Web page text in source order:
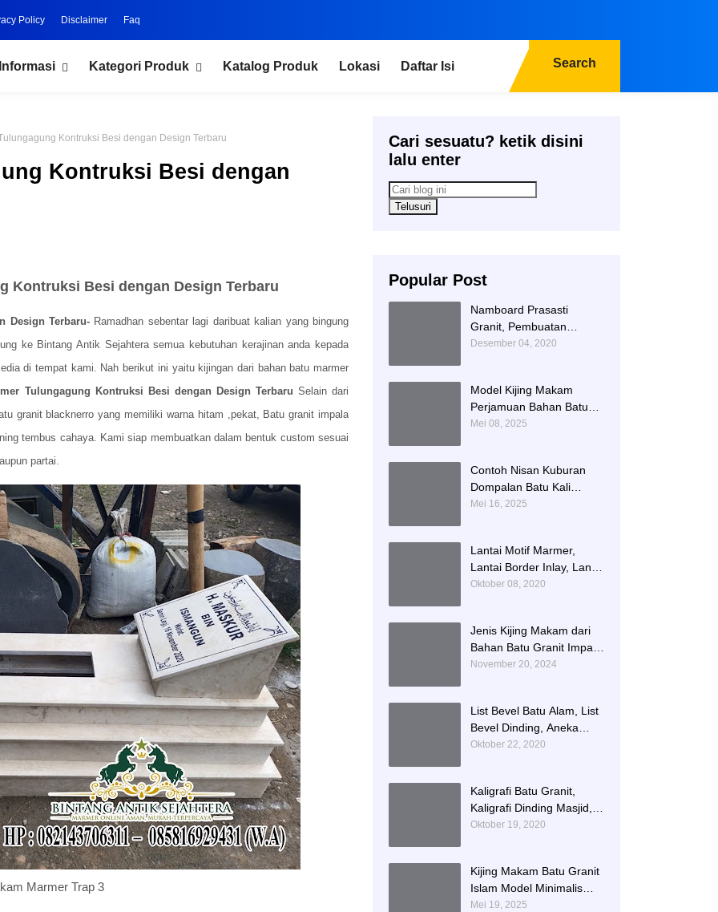
Policy Disclaimer Faq
Kategori Produk Katalog Produk Lokasi Daftar Isi Search
Kontruksi Besi dengan Design Terbaru
Kontruksi Besi dengan
Kontruksi Besi dengan Design Terbaru
Design Terbaru- Ramadhan sebentar lagi daribuat kalian yang bingung
ke Bintang Antik Sejahtera semua kebutuhan kerajinan anda kepada
di tempat kami. Nah berikut ini yaitu kijingan dari bahan batu marmer
Tulungagung Kontruksi Besi dengan Design Terbaru Selain dari
granit blacknerro yang memiliki warna hitam ,pekat, Batu granit impala
tembus cahaya. Kami siap membuatkan dalam bentuk custom sesuai
partai.
Marmer Trap 3
Cari sesuatu? ketik disini
lalu enter
Popular Post
Namboard Prasasti
Granit, Pembuatan
Prasasti Namboard,
Desember 04, 2020
Model Kijing Makam
Perjamuan Bahan Batu
Granit Hitam Mengkilat
Mei 08, 2025
Contoh Nisan Kuburan
Dompalan Batu Kali
Termurah
Mei 16, 2025
Lantai Motif Marmer,
Lantai Border Inlay, Lantai
Rumah Motif Marmer
Oktober 08, 2020
Jenis Kijing Makam dari
Bahan Batu Granit Impala
Terbaru Brand Bintang
November 20, 2024
List Bevel Batu Alam, List
Bevel Dinding, Aneka
Motif List Bevel Batu Alam
Oktober 22, 2020
Kaligrafi Batu Granit,
Kaligrafi Dinding Masjid,
Prasasti Kaligrafi Batu
Oktober 19, 2020
Kijing Makam Batu Granit
Islam Model Minimalis
Terlaris Brand Bintang
Mei 19, 2025